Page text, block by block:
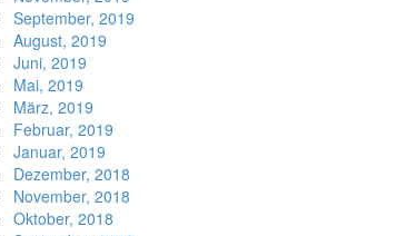
September, 2019
August, 2019
Juni, 2019
Mai, 2019
März, 2019
Februar, 2019
Januar, 2019
Dezember, 2018
November, 2018
Oktober, 2018